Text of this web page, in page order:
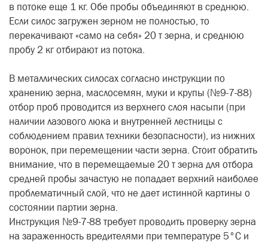
в потоке еще 1 кг. Обе пробы объединяют в среднюю.
Если силос загружен зерном не полностью, то
перекачивают «само на себя» 20 т зерна, и среднюю
пробу 2 кг отбирают из потока.
В металлических силосах согласно инструкции по
хранению зерна, маслосемян, муки и крупы (№9-7-88)
отбор проб проводится из верхнего слоя насыпи (при
наличии лазового люка и внутренней лестницы с
соблюдением правил техники безопасности), из нижних
воронок, при перемещении части зерна. Стоит обратить
внимание, что в перемещаемые 20 т зерна для отбора
средней пробы зачастую не попадает верхний наиболее
проблематичный слой, что не дает истинной картины о
состоянии партии зерна.
Инструкция №9-7-88 требует проводить проверку зерна
на зараженность вредителями при температуре 5°С и